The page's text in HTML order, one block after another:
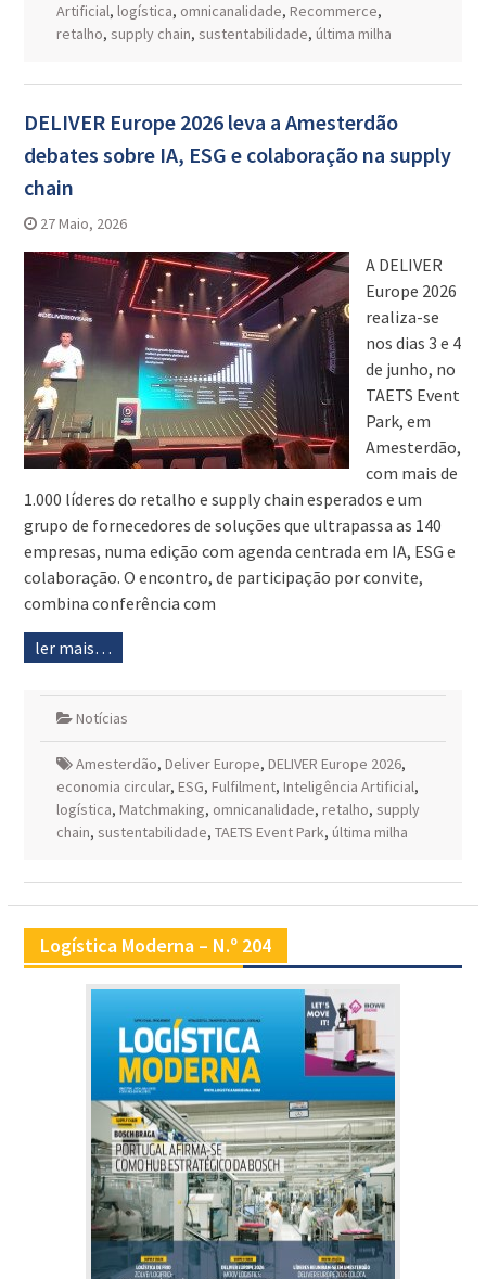
Artificial, logística, omnicanalidade, Recommerce,
retalho, supply chain, sustentabilidade, última milha
DELIVER Europe 2026 leva a Amesterdão
debates sobre IA, ESG e colaboração na supply
chain
27 Maio, 2026
A DELIVER
Europe 2026
realiza-se
nos dias 3 e 4
de junho, no
TAETS Event
Park, em
Amesterdão,
com mais de
1.000 líderes do retalho e supply chain esperados e um
grupo de fornecedores de soluções que ultrapassa as 140
empresas, numa edição com agenda centrada em IA, ESG e
colaboração. O encontro, de participação por convite,
combina conferência com
ler mais…
Notícias
Amesterdão, Deliver Europe, DELIVER Europe 2026,
economia circular, ESG, Fulfilment, Inteligência Artificial,
logística, Matchmaking, omnicanalidade, retalho, supply
chain, sustentabilidade, TAETS Event Park, última milha
Logística Moderna – N.º 204